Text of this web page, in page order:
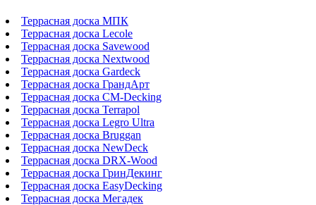
Террасная доска МПК
Террасная доска Lecole
Террасная доска Savewood
Террасная доска Nextwood
Террасная доска Gardeck
Террасная доска ГрандАрт
Террасная доска CM-Decking
Террасная доска Terrapol
Террасная доска Legro Ultra
Террасная доска Bruggan
Террасная доска NewDeck
Террасная доска DRX-Wood
Террасная доска ГринДекинг
Террасная доска EasyDecking
Террасная доска Мегадек